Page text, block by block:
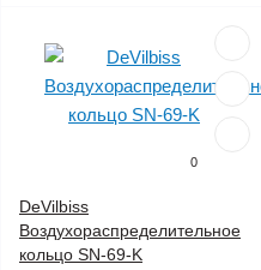
0
DeVilbiss
Воздухораспределительное
кольцо SN-69-K